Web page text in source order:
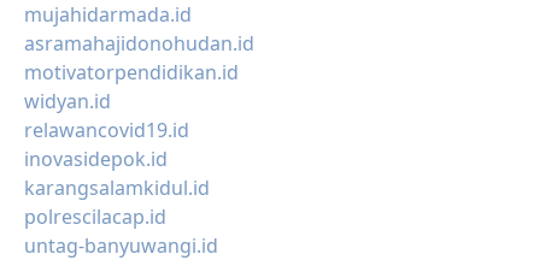
mujahidarmada.id
asramahajidonohudan.id
motivatorpendidikan.id
widyan.id
relawancovid19.id
inovasidepok.id
karangsalamkidul.id
polrescilacap.id
untag-banyuwangi.id